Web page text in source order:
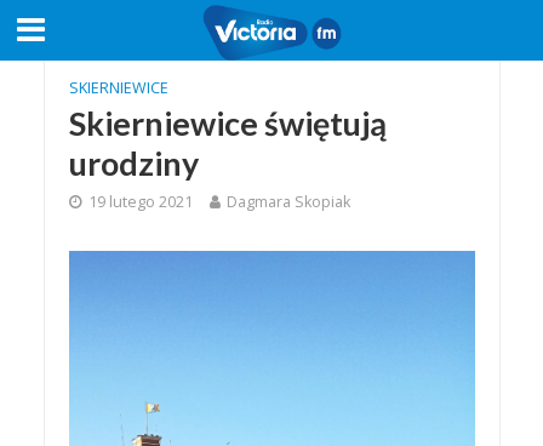
SKIERNIEWICE
Skierniewice świętują
urodziny
19 lutego 2021 Dagmara Skopiak